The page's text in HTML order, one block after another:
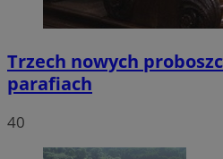
Trzech nowych
parafiach
40